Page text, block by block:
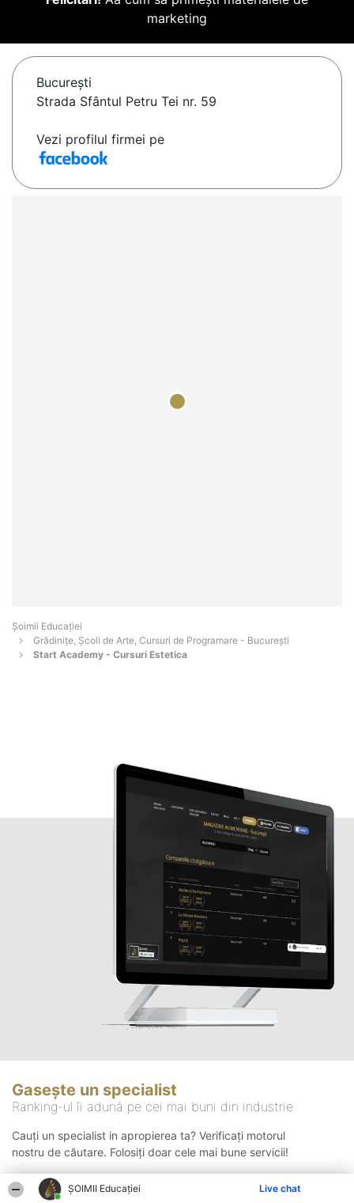
ȘOIMII Educației Live chat
marketing
Bucureşti
Strada Sfântul Petru Tei nr. 59
Vezi profilul firmei pe
Șoimii Educației
Grădinițe, Școli de Arte, Cursuri de Programare - Bucureşti
Start Academy - Cursuri Estetica
Gasește un specialist
Ranking-ul îi adună pe cei mai buni din industrie
Cauți un specialist in apropierea ta? Verificați motorul
nostru de căutare. Folosiți doar cele mai bune servicii!